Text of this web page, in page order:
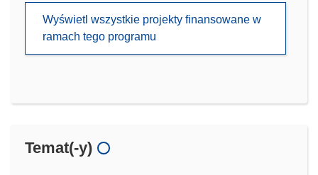
Wyświetl wszystkie projekty finansowane w
ramach tego programu
Temat(-y)